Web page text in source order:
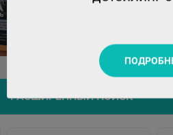
Каталог
РАСШИРЕННЫЙ ПОИСК